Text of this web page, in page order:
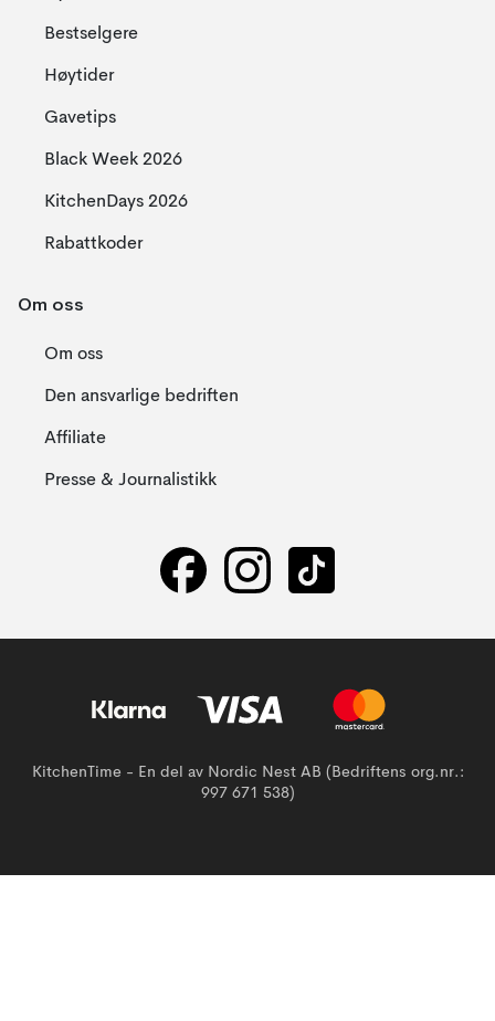
Bestselgere
Høytider
Gavetips
Black Week 2026
KitchenDays 2026
Rabattkoder
Om oss
Om oss
Den ansvarlige bedriften
Affiliate
Presse & Journalistikk
KitchenTime - En del av Nordic Nest AB (Bedriftens org.nr.:
997 671 538)